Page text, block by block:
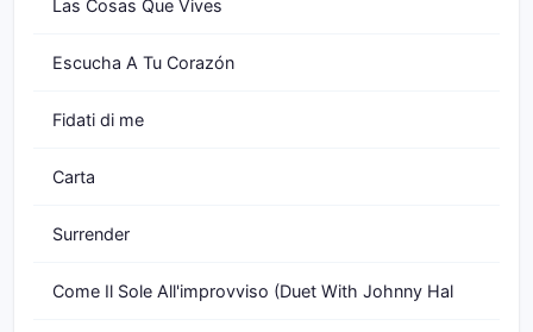
Las Cosas Que Vives
Escucha A Tu Corazón
Fidati di me
Carta
Surrender
Come Il Sole All'improvviso (Duet With Johnny Hal